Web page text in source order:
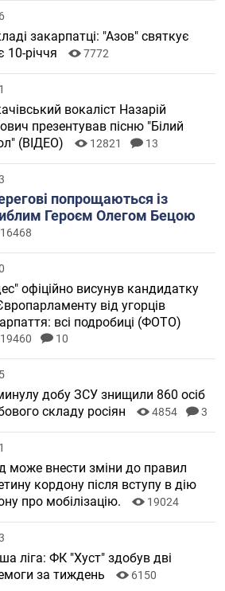
закарпатці: "Азов" святкує
10-річчя
7772
вокаліст Назарій
презентував пісню "Білий
(ВІДЕО)
12821 13
попрощаються із
Героєм Олегом Бецою
16468
офіційно висунув кандидатку
від угорців
всі подробиці (ФОТО)
19460 10
добу ЗСУ знищили 860 осіб
складу росіян
4854 3
може внести зміни до правил
кордону після вступу в дію
про мобілізацію.
19024
ліга: ФК "Хуст" здобув дві
за тиждень
6150